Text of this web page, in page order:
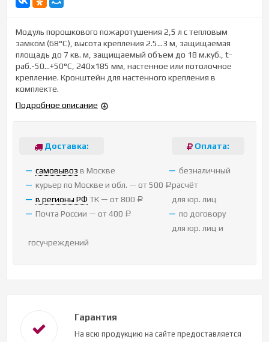
Модуль порошкового пожаротушения 2,5 л с тепловым
замком (68°С), высота крепления 2.5...3 м, защищаемая
площадь до 7 кв. м, защищаемый объем до 18 м.куб., t-
раб.-50...+50°С, 240х185 мм, настенное или потолочное
крепление. Кронштейн для настенного крепления в
комплекте.
Подробное описание
Доставка:
cамовывоз в Москве
курьер по Москве и обл. — от 500 Р
в регионы РФ ТК — от 800 Р
Почта России — от 400 Р
Оплата:
безналичный
расчёт
для юр. лиц
по договору
для юр. лиц и
госучреждений
Гарантия
На всю продукцию на сайте предоставляется